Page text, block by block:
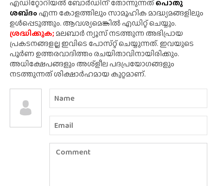
എഡിറ്റോറിയൽ ബോർഡിന്' തോന്നുന്നത്പൊതു
ശബ്‌ദംഎന്ന കോളത്തിലും സാമൂഹിക മാദ്ധ്യമങ്ങളിലും
ഉൾപ്പെടുത്തും. ആവശ്യമെങ്കിൽ എഡിറ്റ് ചെയ്യും.
ശ്രദ്ധിക്കുക;മലബാർ ന്യൂസ് നടത്തുന്ന അഭിപ്രായ
പ്രകടനങ്ങളല്ല ഇവിടെ പോസ്‌റ്റ് ചെയ്യുന്നത്. ഇവയുടെ
പൂർണ ഉത്തരവാദിത്തം രചയിതാവിനായിരിക്കും.
അധിക്ഷേപങ്ങളും അശ്‌ളീല പദപ്രയോഗങ്ങളും
നടത്തുന്നത് ശിക്ഷാർഹമായ കുറ്റമാണ്.